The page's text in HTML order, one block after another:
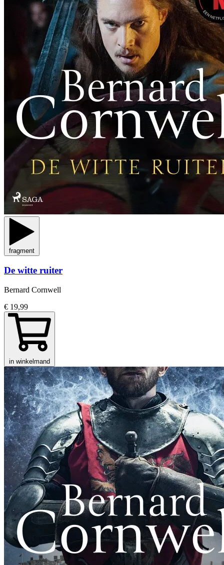
fragment
De witte ruiter
Bernard Cornwell
€ 19,99
in winkelmand